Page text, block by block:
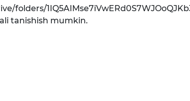
folders/
tanishish mumkin.